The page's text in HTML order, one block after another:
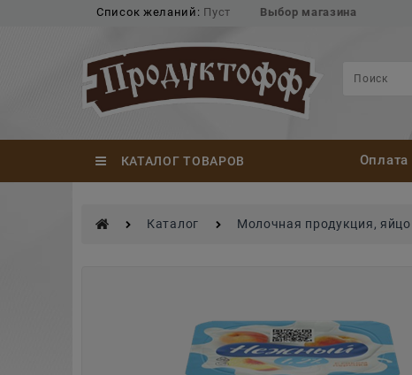
Список желаний: Пуст Выбор магазина
КАТАЛОГ ТОВАРОВ Оплата
Каталог Молочная продукция, яйцо